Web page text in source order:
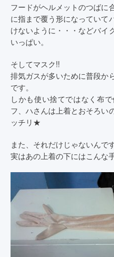
フードがヘルメットのつばに
に指まで覆う形になっていて
けないように・・・などバイ
いっぱい。
そしてマスク!!
排気ガスが多いために普段か
です。
しかも使い捨てではなく布
フ、ハさんは上着とおそろい
ッチリ★
また、それだけじゃないんです
実はあの上着の下にはこんな